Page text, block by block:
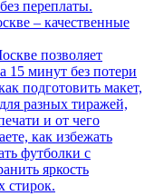
переплаты.
– качественные
позволяет
15 минут без потери
подготовить макет,
разных тиражей,
и от чего
как избежать
футболки с
яркость
стирок.